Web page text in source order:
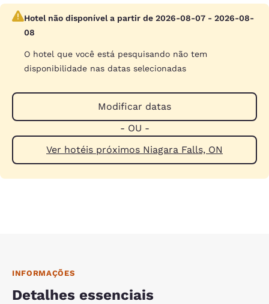
Hotel não disponível a partir de 2026-08-07 - 2026-08-
08
O hotel que você está pesquisando não tem
disponibilidade nas datas selecionadas
Modificar datas
- OU -
Ver hotéis próximos Niagara Falls, ON
INFORMAÇÕES
Detalhes essenciais